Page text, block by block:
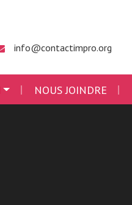
info@contactimpro.org
NOUS JOINDRE